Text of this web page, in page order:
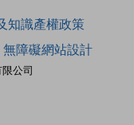
公司
知識產權政策
無障礙網站設計